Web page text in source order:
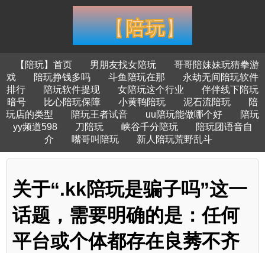
【陪玩】首页 男朋友找女陪玩
哥哥陪妹妹玩猜拳游
戏
陪玩挣钱多吗 斗鱼陪玩在那
永劫无间陪玩软件
排行
陪玩软件提现 女陪玩这个行业
伴伴线下陪玩
暗号
比心陪玩保障 小黄鸭陪玩 泥石流陪玩
陪
玩店的类型
陪玩王者试音 uu陪玩能做哪个好
陪玩
yy频道598
刀陪玩 峡谷千分陪玩
陪玩团语音自
介
嘴哥叫陪玩 新人陪玩荒野乱斗
关于“.kk陪玩是骗子吗”这一
话题，需要明确的是：任何
平台或个体都存在良莠不齐